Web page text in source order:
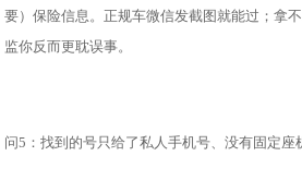
要）保险信息。正规车微信发截图就能过；拿
监你反而更耽误事。
问5：找到的号只给了私人手机号、没有固定座